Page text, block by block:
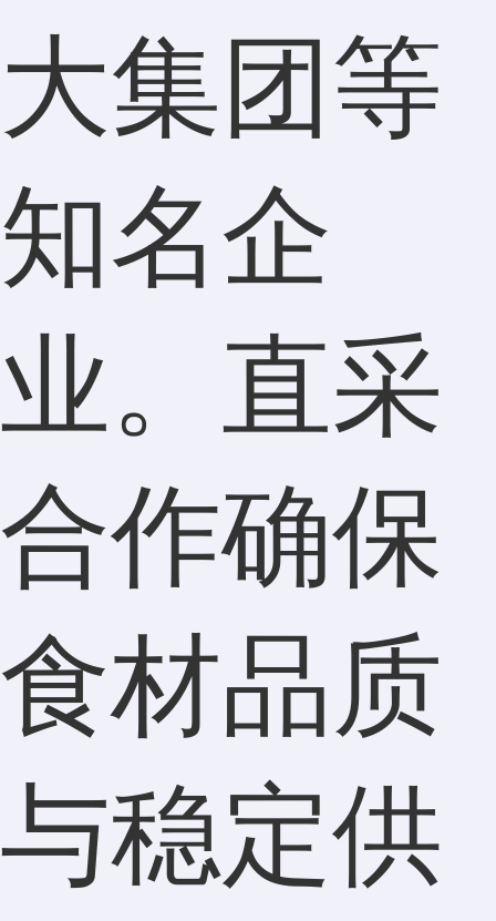
大集团等
知名企
业。直采
合作确保
食材品质
与稳定供